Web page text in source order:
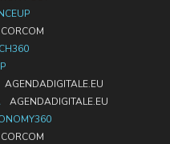
CORCOM
AGENDADIGITALE.EU
AGENDADIGITALE.EU
CORCOM